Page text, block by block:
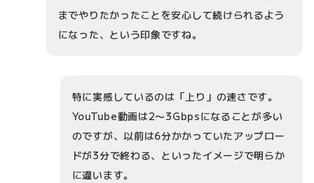
までやりたかったことを安心して続けられるよう
になった、という印象ですね。
特に実感しているのは「上り」の速さです。
YouTube動画は2〜3Gbpsになることが多い
のですが、以前は6分かかっていたアップロー
ドが3分で終わる、といったイメージで明らか
に違います。